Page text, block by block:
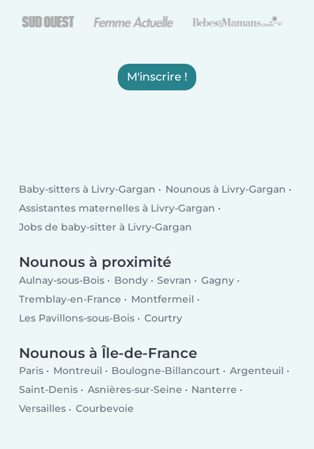
M'inscrire !
Baby-sitters à Livry-Gargan
Nounous à Livry-Gargan
Assistantes maternelles à Livry-Gargan
Jobs de baby-sitter à Livry-Gargan
Nounous à proximité
Aulnay-sous-Bois Bondy Sevran
Gagny
Tremblay-en-France
Montfermeil
Les Pavillons-sous-Bois
Courtry
Nounous à Île-de-France
Paris Montreuil Boulogne-Billancourt
Argenteuil
Saint-Denis
Asnières-sur-Seine
Nanterre
Versailles
Courbevoie